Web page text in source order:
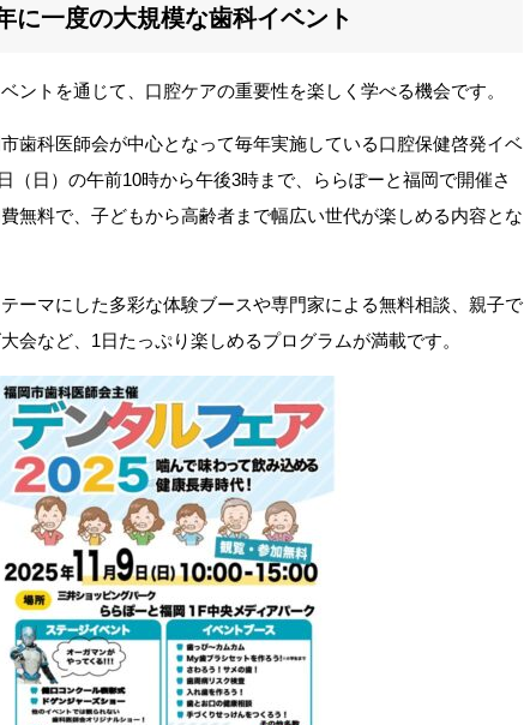
に一度の大規模な歯科イベント
ントを通じて、口腔ケアの重要性を楽しく学べる機会です。
歯科医師会が中心となって毎年実施している口腔保健啓発イベ
（日）の午前10時から午後3時まで、ららぽーと福岡で開催さ
無料で、子どもから高齢者まで幅広い世代が楽しめる内容とな
ーマにした多彩な体験ブースや専門家による無料相談、親子で
会など、1日たっぷり楽しめるプログラムが満載です。